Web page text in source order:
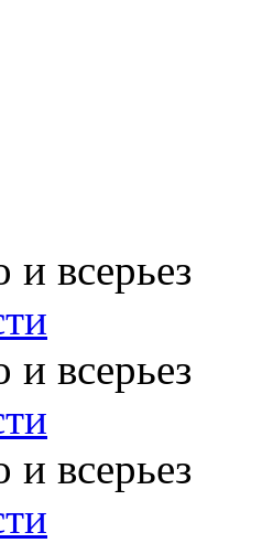
всерьез
всерьез
всерьез